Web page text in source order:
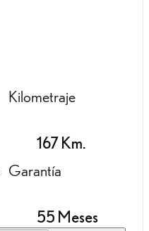
Kilometraje
167 Km.
Garantía
55 Meses